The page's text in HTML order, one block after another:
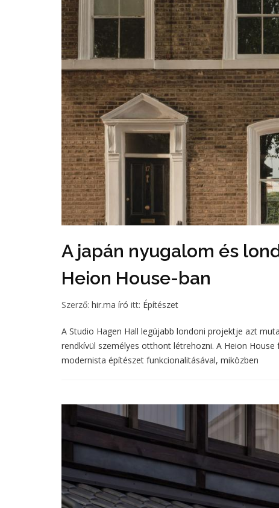
A japán nyugalom és
Heion House-ban
Szerző: hir.ma író itt: Építészet
A Studio Hagen Hall legújabb londoni projektje azt
rendkívül személyes otthont létrehozni. A Heion
modernista építészet funkcionalitásával, miközben